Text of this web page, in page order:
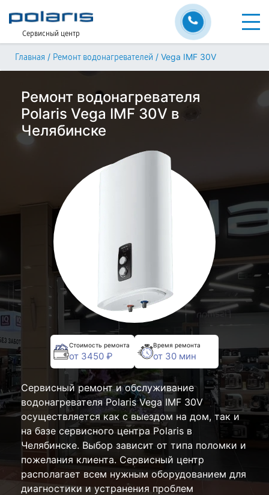
Сервисный центр
Главная / Ремонт водонагревателей / Vega IMF 30V
Ремонт водонагревателя
Polaris Vega IMF 30V в
Челябинске
Стоимость ремонта
от 3450 ₽
Время ремонта
от 30 мин
Сервисный ремонт и обслуживание
водонагревателя Polaris Vega IMF 30V
осуществляется как с выездом на дом, так и
на базе сервисного центра Polaris в
Челябинске. Выбор зависит от типа поломки и
пожелания клиента. Сервисный центр
располагает всем нужным оборудованием для
диагностики и устранения проблем